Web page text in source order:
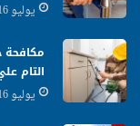
يوليو 16, 2025
التام
يوليو 16, 2025